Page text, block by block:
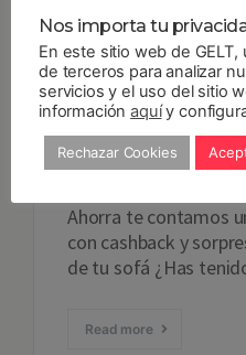
Sabíamos que este
Después de las
Seguro que otras
dineral en todo tipo
limpieza para que al
salgan. Nada mejor
toda la vida para
Ahorra te contamos
con cashback y
de tu sofá ¿Has
Read more
Nos importa tu
En este sitio web de
de terceros para analizar
servicios y el uso del sitio
informaciónaquíy
Rechazar Cookies